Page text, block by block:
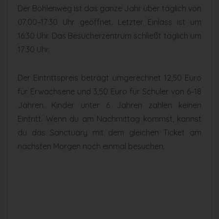
Der Bohlenweg ist das ganze Jahr über täglich von
07:00–17:30 Uhr geöffnet. Letzter Einlass ist um
16:30 Uhr. Das Besucherzentrum schließt täglich um
17:30 Uhr.
Der Eintrittspreis beträgt umgerechnet 12,50 Euro
für Erwachsene und 3,50 Euro für Schüler von 6–18
Jahren. Kinder unter 6 Jahren zahlen keinen
Eintritt. Wenn du am Nachmittag kommst, kannst
du das Sanctuary mit dem gleichen Ticket am
nächsten Morgen noch einmal besuchen.